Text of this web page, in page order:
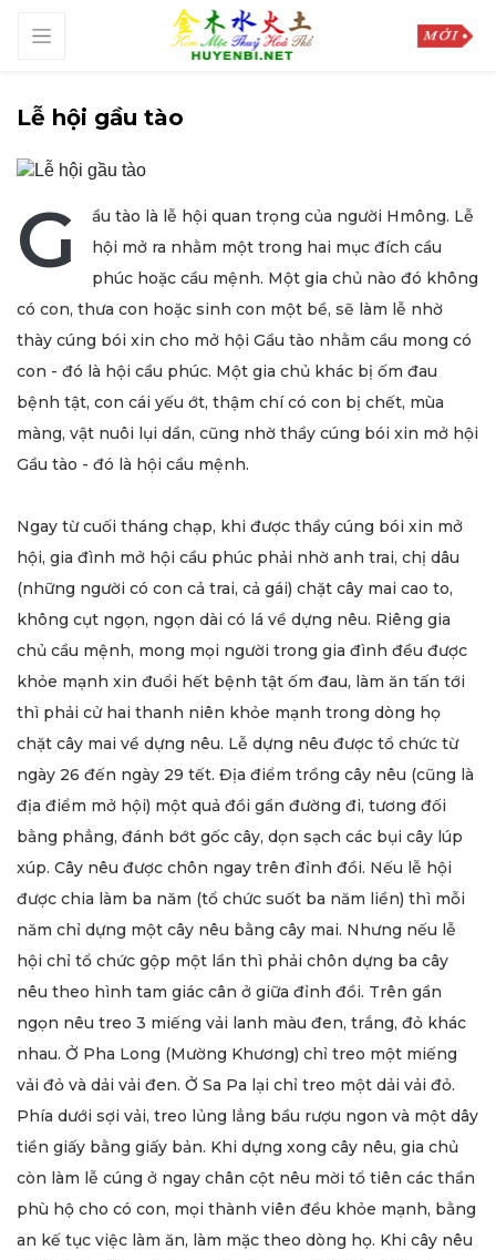
Lễ hội gầu tào
G
ầu tào là lễ hội quan trọng của người Hmông. Lễ
hội mở ra nhằm một trong hai mục đích cầu
phúc hoặc cầu mệnh. Một gia chủ nào đó không
có con, thưa con hoặc sinh con một bề, sẽ làm lễ nhờ
thày cúng bói xin cho mở hội Gầu tào nhằm cầu mong có
con - đó là hội cầu phúc. Một gia chủ khác bị ốm đau
bệnh tật, con cái yếu ớt, thậm chí có con bị chết, mùa
màng, vật nuôi lụi dần, cũng nhờ thầy cúng bói xin mở hội
Gầu tào - đó là hội cầu mệnh.
Ngay từ cuối tháng chạp, khi được thầy cúng bói xin mở
hội, gia đình mở hội cầu phúc phải nhờ anh trai, chị dâu
(những người có con cả trai, cả gái) chặt cây mai cao to,
không cụt ngọn, ngọn dài có lá về dựng nêu. Riêng gia
chủ cầu mệnh, mong mọi người trong gia đình đều được
khỏe mạnh xin đuổi hết bệnh tật ốm đau, làm ăn tấn tới
thì phải cử hai thanh niên khỏe mạnh trong dòng họ
chặt cây mai về dựng nêu. Lễ dựng nêu được tổ chức từ
ngày 26 đến ngày 29 tết. Địa điểm trồng cây nêu (cũng là
địa điểm mở hội) một quả đồi gần đường đi, tương đối
bằng phẳng, đánh bớt gốc cây, dọn sạch các bụi cây lúp
xúp. Cây nêu được chôn ngay trên đỉnh đồi. Nếu lễ hội
được chia làm ba năm (tổ chức suốt ba năm liền) thì mỗi
năm chỉ dựng một cây nêu bằng cây mai. Nhưng nếu lễ
hội chỉ tổ chức gộp một lần thì phải chôn dựng ba cây
nêu theo hình tam giác cân ở giữa đỉnh đồi. Trên gần
ngọn nêu treo 3 miếng vải lanh màu đen, trắng, đỏ khác
nhau. Ở Pha Long (Mường Khương) chỉ treo một miếng
vải đỏ và dải vải đen. Ở Sa Pa lại chỉ treo một dải vải đỏ.
Phía dưới sợi vải, treo lủng lẳng bầu rượu ngon và một dây
tiền giấy bằng giấy bản. Khi dựng xong cây nêu, gia chủ
còn làm lễ cúng ở ngay chân cột nêu mời tổ tiên các thần
phù hộ cho có con, mọi thành viên đều khỏe mạnh, bằng
an kế tục việc làm ăn, làm mặc theo dòng họ. Khi cây nêu